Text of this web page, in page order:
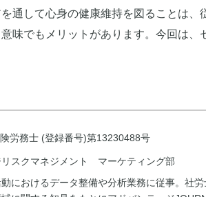
通して心身の健康維持を図ることは、
味でもメリットがあります。今回は、
労務士 (登録番号)第13230488号
スクマネジメント マーケティング部
におけるデータ整備や分析業務に従事。社